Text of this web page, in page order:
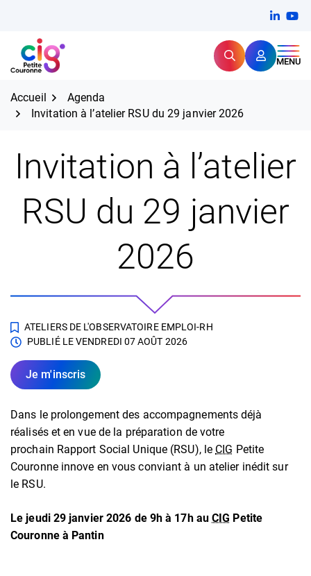
contenu
CIG Petite Couronne RechercherMENU
Expertise et proximité pour
Accueil
Agenda
Invitation à l’atelier RSU du 29 janvier 2026
Invitation à l’atelier
RSU du 29 janvier
2026
ATELIERS DE L'OBSERVATOIRE EMPLOI-RH
PUBLIÉ LEVENDREDI 07 AOÛT 2026
Je m'inscris
Dans le prolongement des accompagnements déjà
réalisés et en vue de la préparation de votre
prochain Rapport Social Unique (RSU), le CIG Petite
Couronne innove en vous conviant à un atelier inédit sur
le RSU.
Le jeudi 29 janvier 2026 de 9h à 17h auCIG Petite
Couronne à Pantin